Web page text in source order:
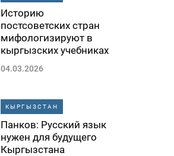
Историю
постсоветских стран
мифологизируют в
кыргызских учебниках
04.03.2026
КЫРГЫЗСТАН
Панков: Русский язык
нужен для будущего
Кыргызстана